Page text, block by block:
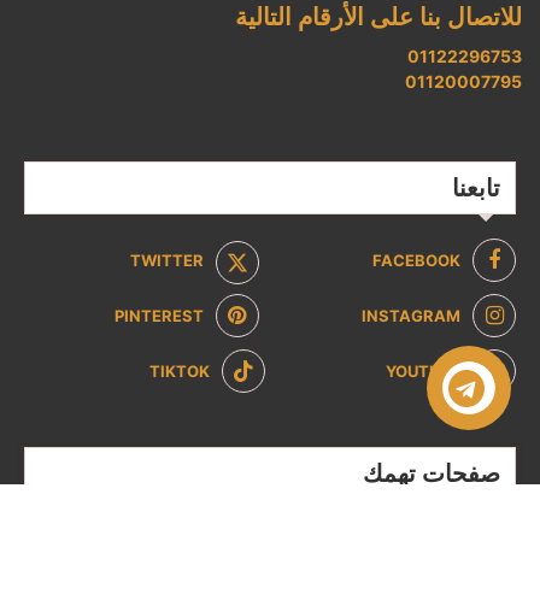
للاتصال بنا على الأرقام التالية
01122296753
01120007795
تابعنا
FACEBOOK
TWITTER
INSTAGRAM
PINTEREST
YOUTUBE
TIKTOK
صفحات تهمك